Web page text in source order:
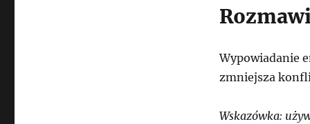
Wypowiadanie
zmniejsza
Wskazówka: